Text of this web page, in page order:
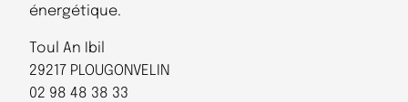
énergétique.
Toul An Ibil
29217 PLOUGONVELIN
02 98 48 38 33